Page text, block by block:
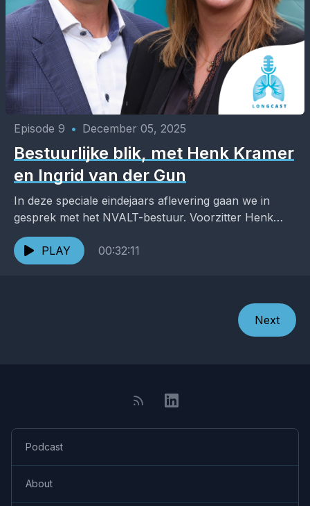
Episode 9 • December 05, 2025
Bestuurlijke blik, met Henk Kramer
en Ingrid van der Gun
In deze speciale eindejaars aflevering gaan we in
gesprek met het NVALT-bestuur. Voorzitter Henk
Kramer en directeur Ingrid van der Gun blikken terug
op... PLAY 00:32:11
Next
Podcast
About